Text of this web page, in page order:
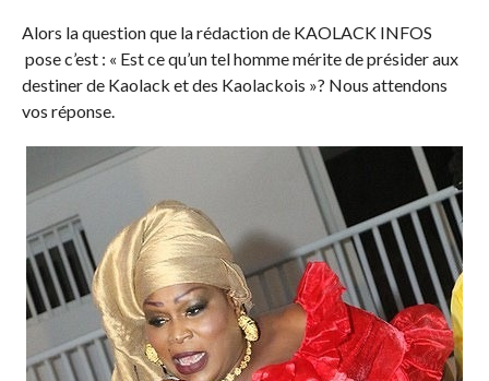
Alors la question que la rédaction de KAOLACK INFOS
pose c’est : « Est ce qu’un tel homme mérite de présider aux
destiner de Kaolack et des Kaolackois »? Nous attendons
vos réponse.